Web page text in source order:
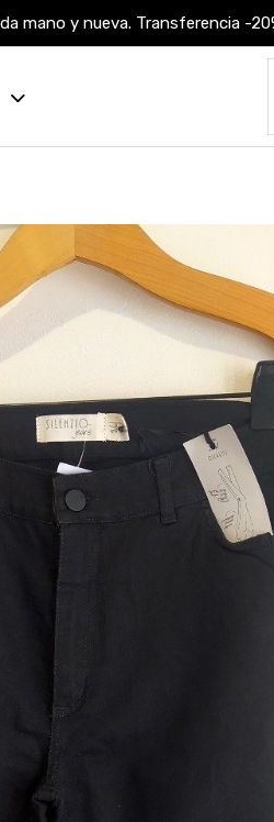
mano y nueva. Transferencia -